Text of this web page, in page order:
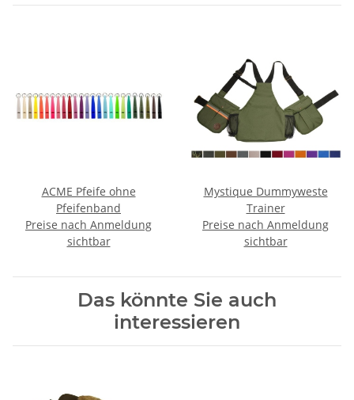
ACME Pfeife ohne
Pfeifenband
Preise nach Anmeldung
sichtbar
Mystique Dummyweste
Trainer
Preise nach Anmeldung
sichtbar
Das könnte Sie auch
interessieren